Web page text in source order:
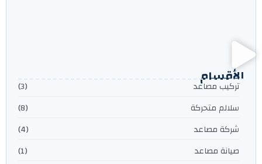
الأقسام
تركيب مصاعد
(3)
سلالم متحركة
(8)
شركة مصاعد
(4)
صيانة مصاعد
(1)